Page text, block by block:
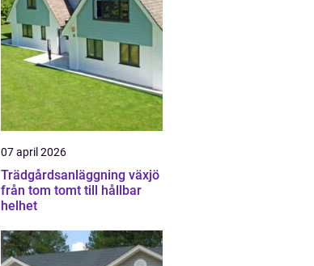
07 april 2026
Trädgårdsanläggning växjö
från tom tomt till hållbar
helhet